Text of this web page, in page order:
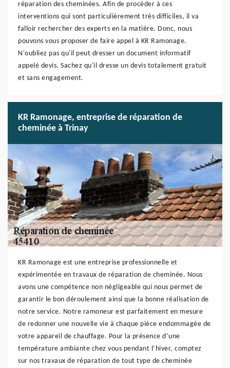
réparation des cheminées. Afin de procéder à ces
interventions qui sont particulièrement très difficiles, il va
falloir rechercher des experts en la matière. Donc, nous
pouvons vous proposer de faire appel à KR Ramonage.
N'oubliez pas qu'il peut dresser un document informatif
appelé devis. Sachez qu'il dresse un devis totalement gratuit
et sans engagement.
KR Ramonage, entreprise de réparation de
cheminée à Trinay
KR Ramonage est une entreprise professionnelle et
expérimentée en travaux de réparation de cheminée. Nous
avons une compétence non négligeable qui nous permet de
garantir le bon déroulement ainsi que la bonne réalisation de
notre service. Notre ramoneur est parfaitement en mesure
de redonner une nouvelle vie à chaque pièce endommagée de
votre appareil de chauffage. Pour la présence d’une
température ambiante chez vous pendant l’hiver, comptez
sur nos travaux de réparation de tout type de cheminée